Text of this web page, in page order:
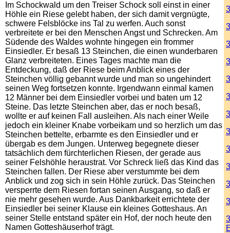
Im Schockwald um den Treiser Schock soll einst in einer
Höhle ein Riese gelebt haben, der sich damit vergnügte,
schwere Felsblöcke ins Tal zu werfen. Auch sonst
verbreitete er bei den Menschen Angst und Schrecken. Am
Südende des Waldes wohnte hingegen ein frommer
Einsiedler. Er besaß 13 Steinchen, die einen wunderbaren
Glanz verbreiteten. Eines Tages machte man die
Entdeckung, daß der Riese beim Anblick eines der
Steinchen völlig gebannt wurde und man so ungehindert
seinen Weg fortsetzen konnte. Irgendwann einmal kamen
12 Männer bei dem Einsiedler vorbei und baten um 12
Steine. Das letzte Steinchen aber, das er noch besaß,
wollte er auf keinen Fall ausleihen. Als nach einer Weile
jedoch ein kleiner Knabe vorbeikam und so herzlich um das
Steinchen bettelte, erbarmte es den Einsiedler und er
übergab es dem Jungen. Unterweg begegnete dieser
tatsächlich dem fürchterlichen Riesen, der gerade aus
seiner Felshöhle heraustrat. Vor Schreck ließ das Kind das
Steinchen fallen. Der Riese aber verstummte bei dem
Anblick und zog sich in sein Höhle zurück. Das Steinchen
versperrte dem Riesen fortan seinen Ausgang, so daß er
nie mehr gesehen wurde. Aus Dankbarkeit errichtete der
Einsiedler bei seiner Klause ein kleines Gotteshaus. An
seiner Stelle entstand später ein Hof, der noch heute den
Namen Gotteshäuserhof trägt.